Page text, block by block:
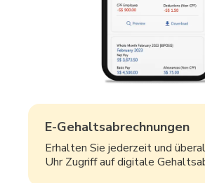
E-Gehaltsabrechnungen
Erhalten Sie jederzeit und
Uhr Zugriff auf digitale